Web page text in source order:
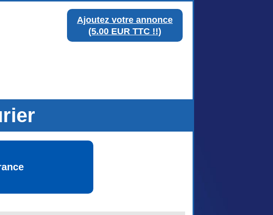
Ajoutez votre annonce
(5.00 EUR TTC !!)